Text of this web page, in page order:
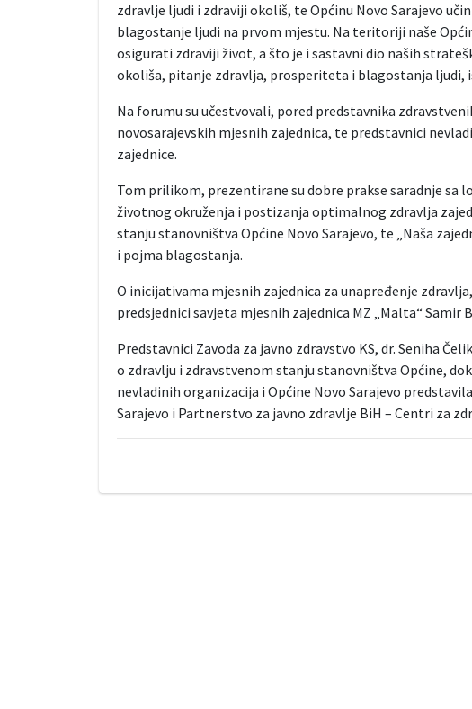
zdravlje ljudi i zdraviji okoliš, te Općinu Novo Sarajevo
blagostanje ljudi na prvom mjestu. Na teritoriji naše
osigurati zdraviji život, a što je i sastavni dio naših
okoliša, pitanje zdravlja, prosperiteta i blagostanja ljudi,
Na forumu su učestvovali, pored predstavnika
novosarajevskih mjesnih zajednica, te predstavnici
zajednice.
Tom prilikom, prezentirane su dobre prakse saradnje sa
životnog okruženja i postizanja optimalnog zdravlja
stanju stanovništva Općine Novo Sarajevo, te „Naša
i pojma blagostanja.
O inicijativama mjesnih zajednica za unapređenje
predsjednici savjeta mjesnih zajednica MZ „Malta“ Samir
Predstavnici Zavoda za javno zdravstvo KS, dr. Seniha
o zdravlju i zdravstvenom stanju stanovništva Općine,
nevladinih organizacija i Općine Novo Sarajevo
Sarajevo i Partnerstvo za javno zdravlje BiH – Centri za